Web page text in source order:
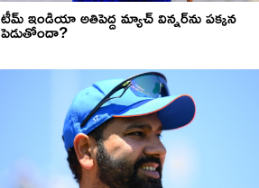
టీమ్ ఇండియా అతిపెద్ద మ్యాచ్ విన్నర్‌ను పక్కన
పెడుతోందా?